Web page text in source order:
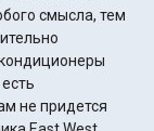
смысла, тем
не придется